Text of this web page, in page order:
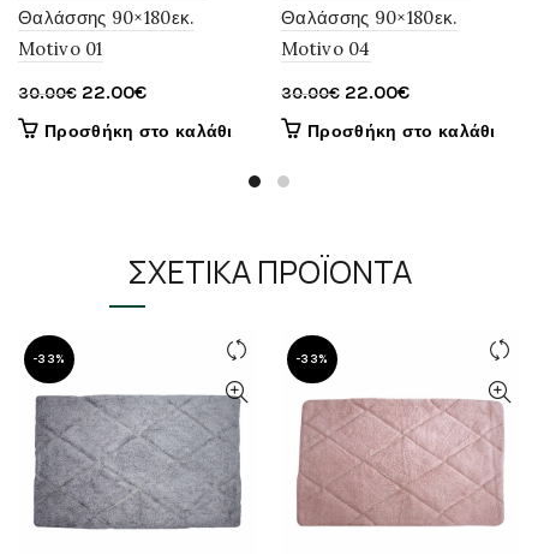
Θαλάσσης 90×180εκ.
Motivo 01
30.00€ Original
price
22.00€Η
τρέχουσα
Προσθήκη στο καλάθι
Θαλάσσης 90×180εκ.
Motivo 04
30.00€ Original
price
22.00€Η
τρέχουσα
Προσθήκη στο καλάθι
ΣΧΕΤΙΚΆ ΠΡΟΪΌΝΤΑ
-33% -33%